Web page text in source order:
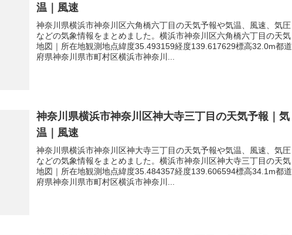
温｜風速
神奈川県横浜市神奈川区六角橋六丁目の天気予報や気温、風速、気圧
などの気象情報をまとめました。横浜市神奈川区六角橋六丁目の天気
地図｜所在地観測地点緯度35.493159経度139.617629標高32.0m都道
府県神奈川県市町村区横浜市神奈川...
神奈川県横浜市神奈川区神大寺三丁目の天気予報｜気
温｜風速
神奈川県横浜市神奈川区神大寺三丁目の天気予報や気温、風速、気圧
などの気象情報をまとめました。横浜市神奈川区神大寺三丁目の天気
地図｜所在地観測地点緯度35.484357経度139.606594標高34.1m都道
府県神奈川県市町村区横浜市神奈川...